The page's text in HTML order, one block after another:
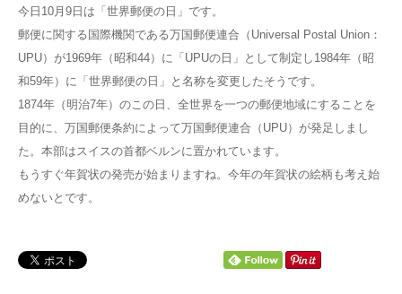
今日10月9日は「世界郵便の日」です。
郵便に関する国際機関である万国郵便連合（Universal Postal Union：
UPU）が1969年（昭和44）に「UPUの日」として制定し1984年（昭
和59年）に「世界郵便の日」と名称を変更したそうです。
1874年（明治7年）のこの日、全世界を一つの郵便地域にすることを
目的に、万国郵便条約によって万国郵便連合（UPU）が発足しまし
た。本部はスイスの首都ベルンに置かれています。
もうすぐ年賀状の発売が始まりますね。今年の年賀状の絵柄も考え始
めないとです。